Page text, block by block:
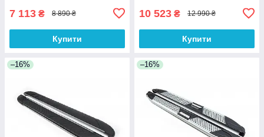
7 113 ₴ 8 890 ₴
Купити
10 523 ₴ 12 990 ₴
Купити
–16% –16%